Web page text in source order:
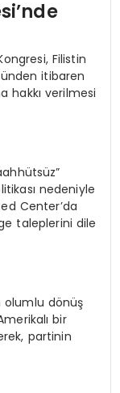
Filistin
itibaren
hakkı verilmesi
nedeniyle
Center’da
taleplerini dile
olumlu dönüş
bir
partinin